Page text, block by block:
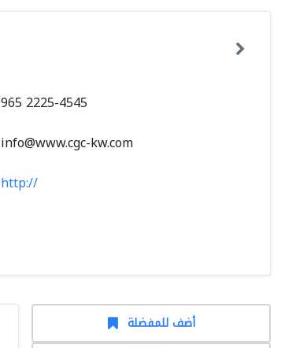
965 2225-4545
info@www.cgc-kw.com
http://
أضف للمفضلة